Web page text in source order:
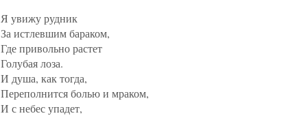
Я увижу рудник
За истлевшим бараком,
Где привольно растет
Голубая лоза.
И душа, как тогда,
Переполнится болью и мраком,
И с небес упадет,